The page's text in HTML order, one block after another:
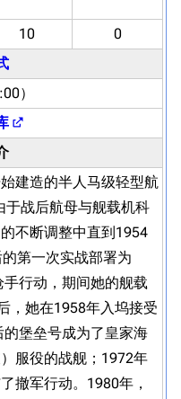
10
0
）
建造的半人马级轻型航
战后航母与舰载机科
不断调整中直到1954
第一次实战部署为
行动，期间她的舰载
，她在1958年入坞接受
堡垒号成为了皇家海
服役的战舰；1972年
撤军行动。1980年，